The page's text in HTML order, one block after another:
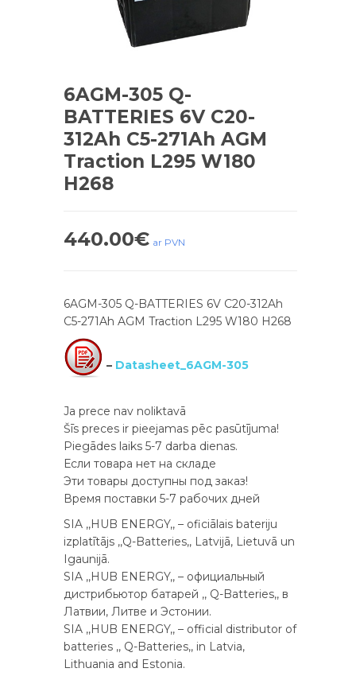
6AGM-305 Q-
BATTERIES 6V C20-
312Ah C5-271Ah AGM
Traction L295 W180
H268
440.00€ ar PVN
6AGM-305 Q-BATTERIES 6V C20-312Ah
C5-271Ah AGM Traction L295 W180 H268
– Datasheet_6AGM-305
Ja prece nav noliktavā
Šīs preces ir pieejamas pēc pasūtījuma!
Piegādes laiks 5-7 darba dienas.
Если товара нет на складе
Эти товары доступны под заказ!
Время поставки 5-7 рабочих дней
SIA ,,HUB ENERGY,, – oficiālais bateriju
izplatītājs ,,Q-Batteries,, Latvijā, Lietuvā un
Igaunijā.
SIA ,,HUB ENERGY,, – официальный
дистрибьютор батарей ,, Q-Batteries,, в
Латвии, Литве и Эстонии.
SIA ,,HUB ENERGY,, – official distributor of
batteries ,, Q-Batteries,, in Latvia,
Lithuania and Estonia.